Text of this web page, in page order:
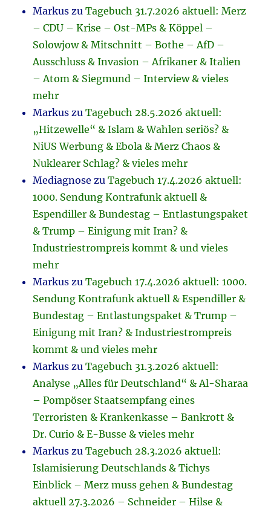
Markus zuTagebuch 31.7.2026 aktuell: Merz
– CDU – Krise – Ost-MPs & Köppel –
Solowjow & Mitschnitt – Bothe – AfD –
Ausschluss & Invasion – Afrikaner & Italien
– Atom & Siegmund – Interview & vieles
mehr
Markus zuTagebuch 28.5.2026 aktuell:
„Hitzewelle“ & Islam & Wahlen seriös? &
NiUS Werbung & Ebola & Merz Chaos &
Nuklearer Schlag? & vieles mehr
Mediagnose zuTagebuch 17.4.2026 aktuell:
1000. Sendung Kontrafunk aktuell &
Espendiller & Bundestag – Entlastungspaket
& Trump – Einigung mit Iran? &
Industriestrompreis kommt & und vieles
mehr
Markus zuTagebuch 17.4.2026 aktuell: 1000.
Sendung Kontrafunk aktuell & Espendiller &
Bundestag – Entlastungspaket & Trump –
Einigung mit Iran? & Industriestrompreis
kommt & und vieles mehr
Markus zuTagebuch 31.3.2026 aktuell:
Analyse „Alles für Deutschland“ & Al-Sharaa
– Pompöser Staatsempfang eines
Terroristen & Krankenkasse – Bankrott &
Dr. Curio & E-Busse & vieles mehr
Markus zuTagebuch 28.3.2026 aktuell:
Islamisierung Deutschlands & Tichys
Einblick – Merz muss gehen & Bundestag
aktuell 27.3.2026 – Schneider – Hilse &